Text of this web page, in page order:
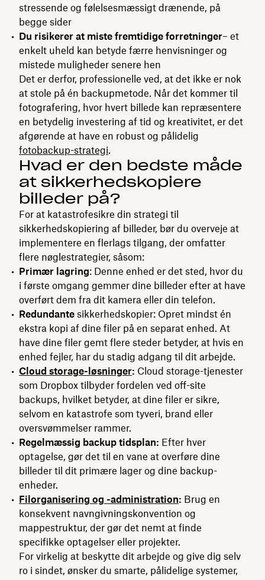
stressende og følelsesmæssigt drænende, på
begge sider
Du risikerer at miste fremtidige forretninger– et
enkelt uheld kan betyde færre henvisninger og
mistede muligheder senere hen
Det er derfor, professionelle ved, at det ikke er nok
at stole på én backupmetode. Når det kommer til
fotografering, hvor hvert billede kan repræsentere
en betydelig investering af tid og kreativitet, er det
afgørende at have en robust og pålidelig
fotobackup-strategi.
Hvad er den bedste måde
at sikkerhedskopiere
billeder på?
For at katastrofesikre din strategi til
sikkerhedskopiering af billeder, bør du overveje at
implementere en flerlags tilgang, der omfatter
flere nøglestrategier, såsom:
Primær lagring: Denne enhed er det sted, hvor du
i første omgang gemmer dine billeder efter at have
overført dem fra dit kamera eller din telefon.
Redundante sikkerhedskopier: Opret mindst én
ekstra kopi af dine filer på en separat enhed. At
have dine filer gemt flere steder betyder, at hvis en
enhed fejler, har du stadig adgang til dit arbejde.
Cloud storage-løsninger: Cloud storage-tjenester
som Dropbox tilbyder fordelen ved off-site
backups, hvilket betyder, at dine filer er sikre,
selvom en katastrofe som tyveri, brand eller
oversvømmelser rammer.
Regelmæssig backup tidsplan: Efter hver
optagelse, gør det til en vane at overføre dine
billeder til dit primære lager og dine backup-
enheder.
Filorganisering og -administration: Brug en
konsekvent navngivningskonvention og
mappestruktur, der gør det nemt at finde
specifikke optagelser eller projekter.
For virkelig at beskytte dit arbejde og give dig selv
ro i sindet, ønsker du smarte, pålidelige systemer,